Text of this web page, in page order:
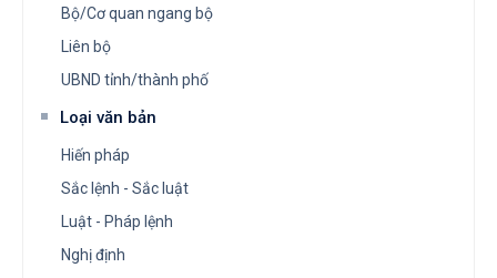
Bộ/Cơ quan ngang bộ
Liên bộ
UBND tỉnh/thành phố
Loại văn bản
Hiến pháp
Sắc lệnh - Sắc luật
Luật - Pháp lệnh
Nghị định